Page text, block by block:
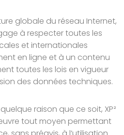
globale du réseau Internet,
à respecter toutes les
et internationales
en ligne et à un contenu
toutes les lois en vigueur
des données techniques.
raison que ce soit, XP²
tout moyen permettant